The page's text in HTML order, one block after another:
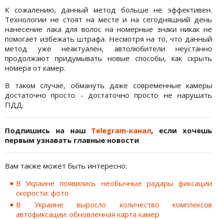
К сожалению, данный метод больше не эффективен.
Технологии не стоят на месте и на сегодняшний день
нанесение лака для волос на номерные знаки никак не
помогает избежать штрафа. Несмотря на то, что данный
метод уже неактуален, автолюбители неустанно
продолжают придумывать новые способы, как скрыть
номера от камер.
В таком случае, обмануть даже современные камеры
достаточно просто - достаточно просто не нарушать
ПДД.
Подпишись на наш Telegram-канал, если хочешь
первым узнавать главные новости
Вам также может быть интересно:
В Украине появились необычные радары фиксации
скорости: фото
В Украине выросло количество комплексов
автофиксации: обновленная карта камер